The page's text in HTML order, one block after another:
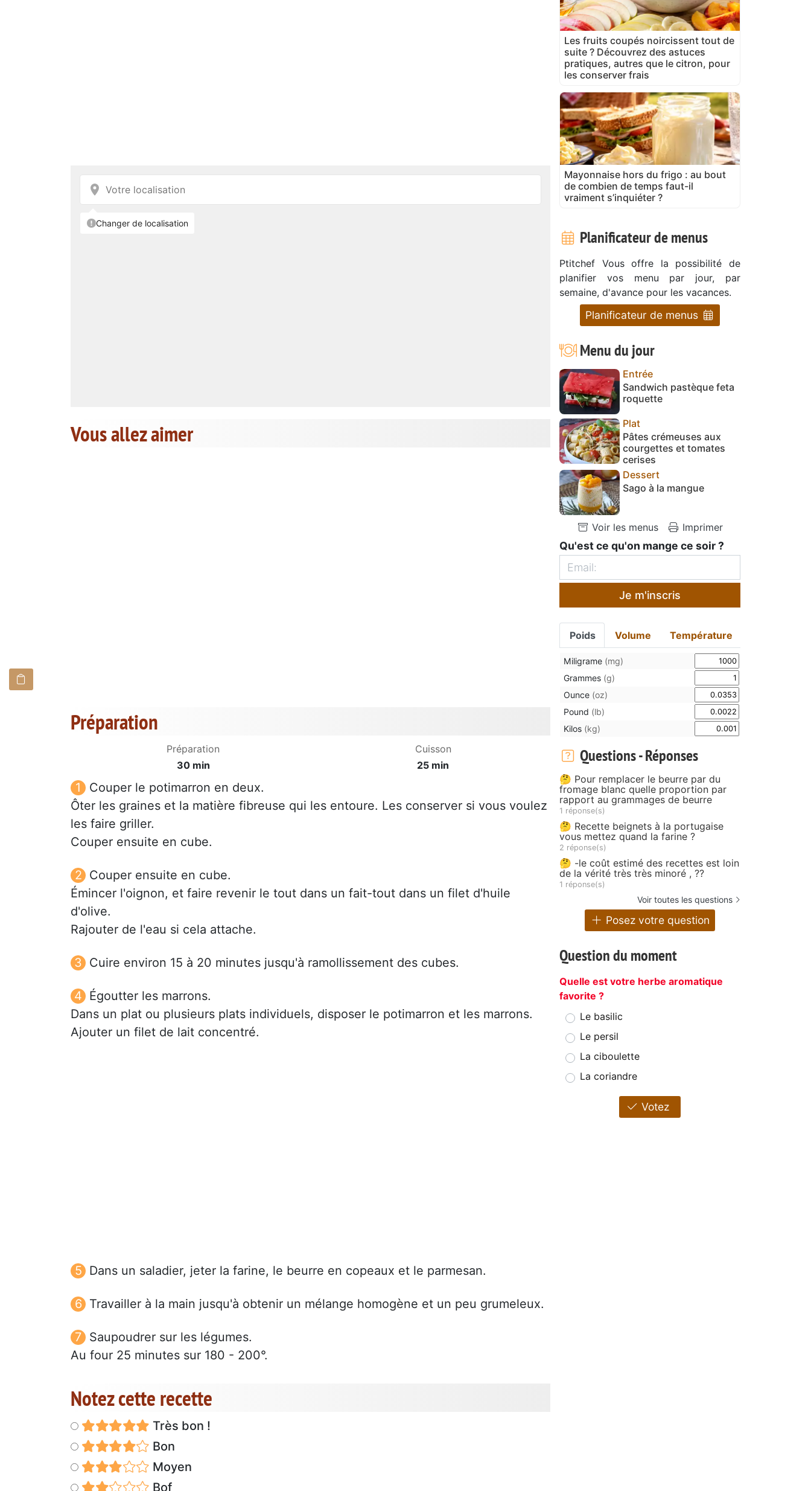
Vous allez aimer
Préparation
Préparation
30 min
Cuisson
25 min
Couper le potimarron en deux.
Ôter les graines et la matière fibreuse qui les entoure. Les conserver si vous voulez
les faire griller.
Couper ensuite en cube.
Couper ensuite en cube.
Émincer l'oignon, et faire revenir le tout dans un fait-tout dans un filet d'huile
d'olive.
Rajouter de l'eau si cela attache.
Cuire environ 15 à 20 minutes jusqu'à ramollissement des cubes.
Égoutter les marrons.
Dans un plat ou plusieurs plats individuels, disposer le potimarron et les marrons.
Ajouter un filet de lait concentré.
Dans un saladier, jeter la farine, le beurre en copeaux et le parmesan.
Travailler à la main jusqu'à obtenir un mélange homogène et un peu grumeleux.
Saupoudrer sur les légumes.
Au four 25 minutes sur 180 - 200°.
Notez cette recette
Très bon !
Bon
Moyen
Bof
Les fruits coupés noircissent tout de
suite ? Découvrez des astuces
pratiques, autres que le citron, pour
les conserver frais
Mayonnaise hors du frigo : au bout
de combien de temps faut-il
vraiment s’inquiéter ?
Planificateur de menus
Ptitchef Vous offre la possibilité de
planifier vos menu par jour, par
semaine, d'avance pour les vacances.
Planificateur de menus
Menu du jour
Entrée
Sandwich pastèque feta
roquette
Plat
Pâtes crémeuses aux
courgettes et tomates
cerises
Dessert
Sago à la mangue
Voir les menus Imprimer
Qu'est ce qu'on mange ce soir ?
Je m'inscris
Poids Volume Température
Miligrame (mg)
Grammes (g)
Ounce (oz)
Pound (lb)
Kilos (kg)
Questions - Réponses
🤔 Pour remplacer le beurre par du
fromage blanc quelle proportion par
rapport au grammages de beurre
1 réponse(s)
🤔 Recette beignets à la portugaise
vous mettez quand la farine ?
2 réponse(s)
🤔 -le coût estimé des recettes est loin
de la vérité très très minoré , ??
1 réponse(s)
Voir toutes les questions
Posez votre question
Question du moment
Quelle est votre herbe aromatique
favorite ?
Le basilic
Le persil
La ciboulette
La coriandre
Votez